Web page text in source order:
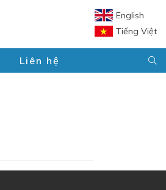
English
Tiếng Việt
Liên hệ